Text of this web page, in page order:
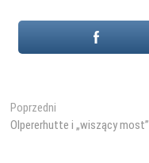
Nawigacja
wpisu
Poprzedni
wpis:
Olpererhutte i „wiszący most”